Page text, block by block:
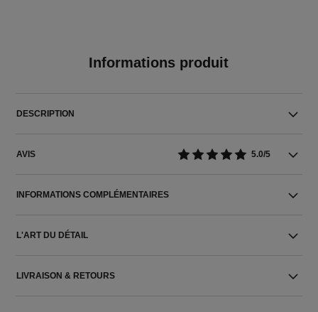
Informations produit
DESCRIPTION
AVIS 5.0/5
INFORMATIONS COMPLÉMENTAIRES
L'ART DU DÉTAIL
LIVRAISON & RETOURS